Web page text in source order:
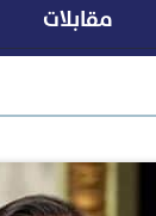
مقابلات